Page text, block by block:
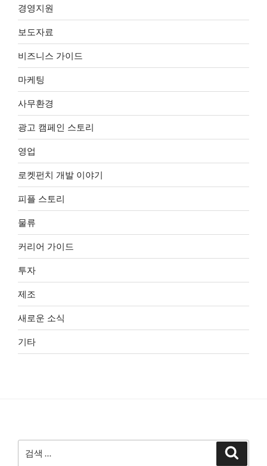
경영지원
보도자료
비즈니스 가이드
마케팅
사무환경
광고 캠페인 스토리
영업
로켓펀치 개발 이야기
피플 스토리
물류
커리어 가이드
투자
제조
새로운 소식
기타
색: